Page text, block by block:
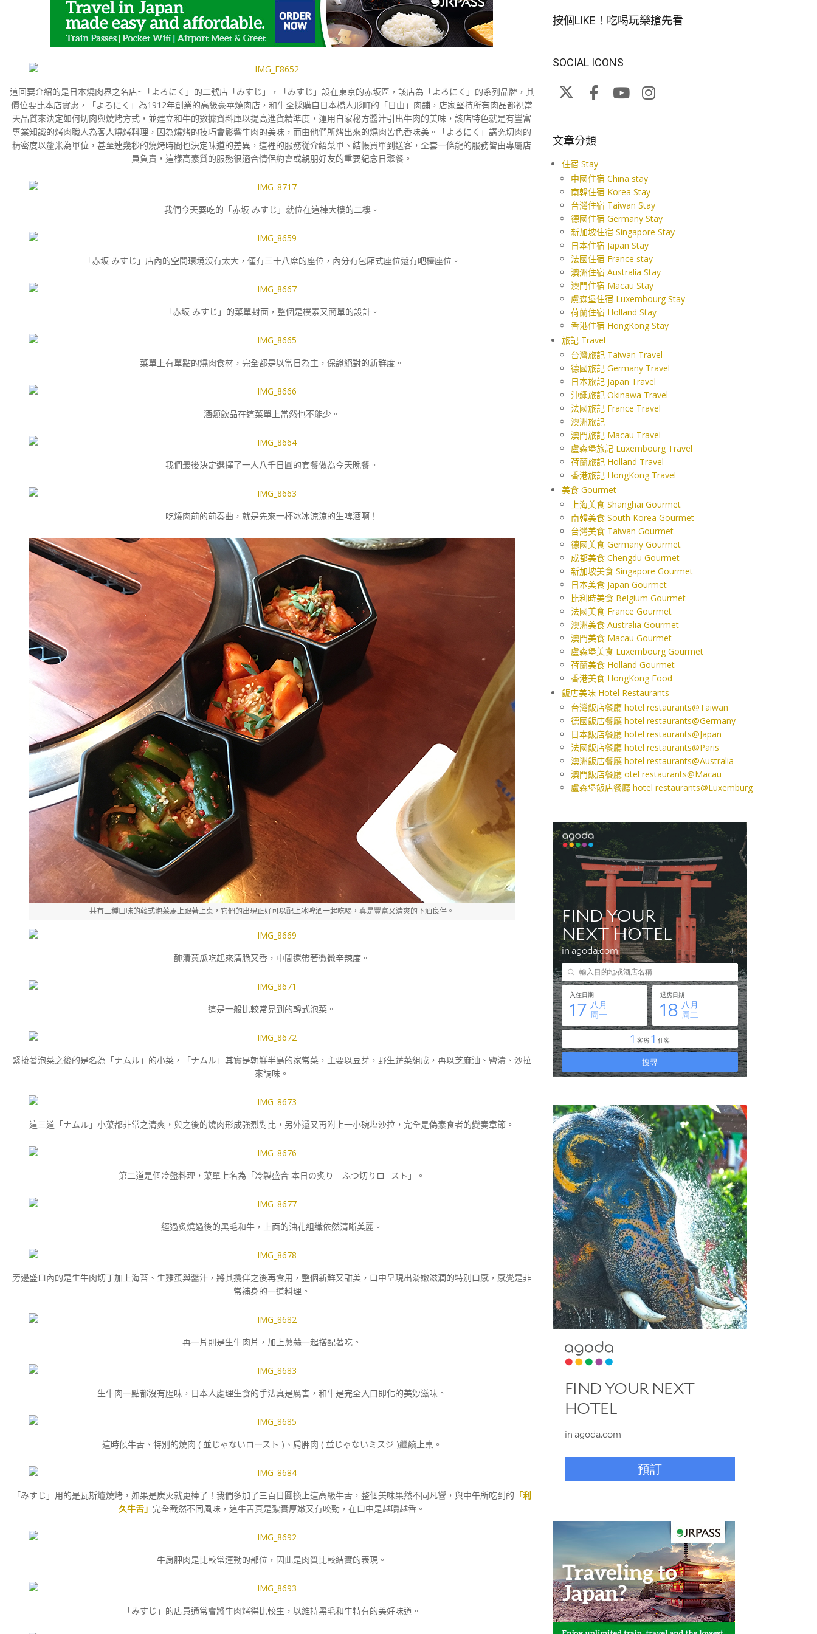
這回要介紹的是日本燒肉界之名店~「よろにく」的二號店「みすじ」，「みすじ」設在東京的赤坂區，該店為「よろにく」的系列品牌，其
價位要比本店實惠，「よろにく」為1912年創業的高級豪華燒肉店，和牛全採購自日本橋人形町的「日山」肉鋪，店家堅持所有肉品都視當
天品質來決定如何切肉與燒烤方式，並建立和牛的數據資料庫以提高進貨精準度，運用自家秘方醬汁引出牛肉的美味，該店特色就是有豐富
專業知識的烤肉職人為客人燒烤料理，因為燒烤的技巧會影響牛肉的美味，而由他們所烤出來的燒肉皆色香味美。「よろにく」講究切肉的
精密度以釐米為單位，甚至連幾秒的燒烤時間也決定味道的差異，這裡的服務從介紹菜單、結帳買單到送客，全套一條龍的服務皆由專屬店
員負責，這樣高素質的服務很適合情侶約會或親朋好友的重要紀念日聚餐。
我們今天要吃的「赤坂 みすじ」就位在這棟大樓的二樓。
「赤坂 みすじ」店內的空間環境沒有太大，僅有三十八席的座位，內分有包廂式座位還有吧檯座位。
「赤坂 みすじ」的菜單封面，整個是樸素又簡單的設計。
菜單上有單點的燒肉食材，完全都是以當日為主，保證絕對的新鮮度。
酒類飲品在這菜單上當然也不能少。
我們最後決定選擇了一人八千日圓的套餐做為今天晚餐。
吃燒肉前的前奏曲，就是先來一杯冰冰涼涼的生啤酒啊！
共有三種口味的韓式泡菜馬上跟著上桌，它們的出現正好可以配上冰啤酒一起吃喝，真是豐富又清爽的下酒良伴。
醃漬黃瓜吃起來清脆又香，中間還帶著微微辛辣度。
這是一般比較常見到的韓式泡菜。
緊接著泡菜之後的是名為「ナムル」的小菜，「ナムル」其實是朝鮮半島的家常菜，主要以豆芽，野生蔬菜組成，再以芝麻油、鹽漬、沙拉
來調味。
這三道 「ナムル」小菜都非常之清爽，與之後的燒肉形成強烈對比，另外還又再附上一小碗塩沙拉，完全是偽素食者的變奏章節。
第二道是個冷盤料理，菜單上名為「冷製盛合 本日の炙り ふつ切りロ─スト」。
經過炙燒過後的黑毛和牛，上面的油花組織依然清晰美麗。
旁邊盛皿內的是生牛肉切丁加上海苔、生雞蛋與醬汁，將其攪伴之後再食用，整個新鮮又甜美，口中呈現出滑嫩滋潤的特別口感，感覺是非
常補身的一道料理。
再一片則是生牛肉片，加上蔥蒜一起搭配著吃。
生牛肉一點都沒有腥味，日本人處理生食的手法真是厲害，和牛是完全入口即化的美妙滋味。
這時候牛舌、特別的燒肉 ( 並じゃないロースト )、肩胛肉 ( 並じゃないミスジ )繼續上桌。
「みすじ」用的是瓦斯爐燒烤，如果是炭火就更棒了！我們多加了三百日圓換上這高級牛舌，整個美味果然不同凡響，與中午所吃到的 「利
久牛舌」 完全截然不同風味，這牛舌真是紮實厚嫩又有咬勁，在口中是越嚼越香。
牛肩胛肉是比較常運動的部位，因此是肉質比較結實的表現。
「みすじ」的店員通常會將牛肉烤得比較生，以維持黑毛和牛特有的美好味道。
按個LIKE！吃喝玩樂搶先看
SOCIAL ICONS
文章分類
住宿 Stay
中國住宿 China stay
南韓住宿 Korea Stay
台灣住宿 Taiwan Stay
德國住宿 Germany Stay
新加坡住宿 Singapore Stay
日本住宿 Japan Stay
法國住宿 France stay
澳洲住宿 Australia Stay
澳門住宿 Macau Stay
盧森堡住宿 Luxembourg Stay
荷蘭住宿 Holland Stay
香港住宿 HongKong Stay
旅記 Travel
台灣旅記 Taiwan Travel
德國旅記 Germany Travel
日本旅記 Japan Travel
沖繩旅記 Okinawa Travel
法國旅記 France Travel
澳洲旅記
澳門旅記 Macau Travel
盧森堡旅記 Luxembourg Travel
荷蘭旅記 Holland Travel
香港旅記 HongKong Travel
美食 Gourmet
上海美食 Shanghai Gourmet
南韓美食 South Korea Gourmet
台灣美食 Taiwan Gourmet
德國美食 Germany Gourmet
成都美食 Chengdu Gourmet
新加坡美食 Singapore Gourmet
日本美食 Japan Gourmet
比利時美食 Belgium Gourmet
法國美食 France Gourmet
澳洲美食 Australia Gourmet
澳門美食 Macau Gourmet
盧森堡美食 Luxembourg Gourmet
荷蘭美食 Holland Gourmet
香港美食 HongKong Food
飯店美味 Hotel Restaurants
台灣飯店餐廳 hotel restaurants@Taiwan
德國飯店餐廳 hotel restaurants@Germany
日本飯店餐廳 hotel restaurants@Japan
法國飯店餐廳 hotel restaurants@Paris
澳洲飯店餐廳 hotel restaurants@Australia
澳門飯店餐廳 otel restaurants@Macau
盧森堡飯店餐廳 hotel restaurants@Luxemburg